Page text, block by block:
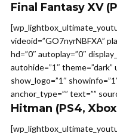
Final Fantasy XV
videoid=”GO7nyrNBFXA”
hd=”0″ autoplay=”0″
autohide=”1″ theme=”dark”
show_logo=”1″
anchor_type=”” text=””
Hitman (PS4,